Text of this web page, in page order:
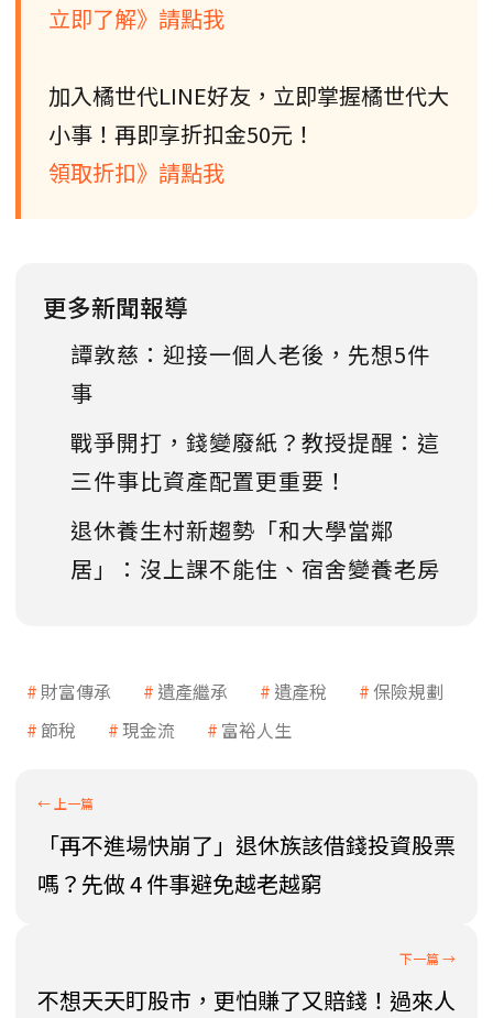
立即了解》請點我
加入橘世代LINE好友，立即掌握橘世代大
小事！再即享折扣金50元！
領取折扣》請點我
更多新聞報導
譚敦慈：迎接一個人老後，先想5件
事
戰爭開打，錢變廢紙？教授提醒：這
三件事比資產配置更重要！
退休養生村新趨勢「和大學當鄰
居」：沒上課不能住、宿舍變養老房
財富傳承 遺產繼承 遺產稅
保險規劃
節稅
現金流 富裕人生
「再不進場快崩了」退休族該借錢投資股票
嗎？先做 4 件事避免越老越窮
不想天天盯股市，更怕賺了又賠錢！過來人